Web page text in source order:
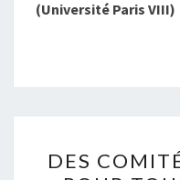
(Université Paris VIII)
DES